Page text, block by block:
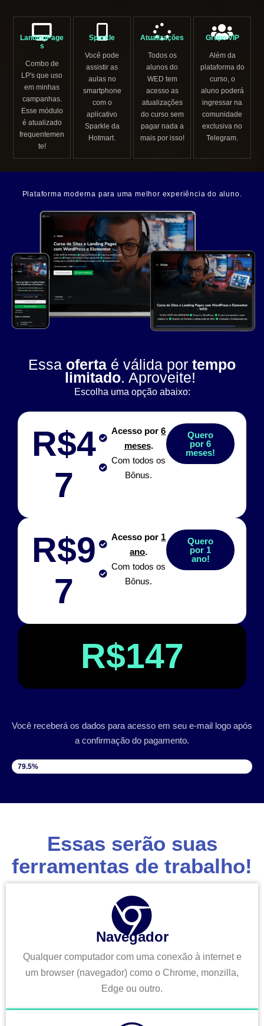
LandingPage
s
Combo de
LP's que uso
em minhas
campanhas.
Esse módulo
é atualizado
frequentemen
te!
Sparkle
Você pode
assistir as
aulas no
smartphone
com o
aplicativo
Sparkle da
Hotmart.
Atualizações
Todos os
alunos do
WED tem
acesso as
atualizações
do curso sem
pagar nada a
mais por isso!
Grupo VIP
Além da
plataforma do
curso, o
aluno poderá
ingressar na
comunidade
exclusiva no
Telegram.
Plataforma moderna para uma melhor experiência do aluno.
Essa oferta é válida por tempo
limitado. Aproveite!
Escolha uma opção abaixo:
R$4
7
Acesso por6
meses.
Com todos os
Bônus.
Quero
por 6
meses!
R$9
7
Acesso por 1
ano.
Com todos os
Bônus.
Quero
por 1
ano!
R$147
Você receberá os dados para acesso em seu e-mail logo após
a confirmação do pagamento.
VAGAS DISPONÍVEIS
79.5%
Essas serão suas
ferramentas de trabalho!
Navegador
Qualquer computador com uma conexão à internet e
um browser (navegador) como o Chrome, monzilla,
Edge ou outro.